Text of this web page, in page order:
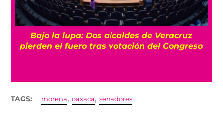
Bajo la lupa: Dos alcaldes de Veracruz
pierden el fuero tras votación del Congreso
TAGS: morena,oaxaca,senadores